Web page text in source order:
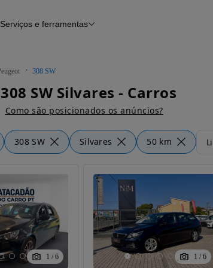
Histórico do veículo
Serviços e ferramentas
308 SW
SW Silvares - Carros
Como são posicionados os anúncios?
308 SW Silvares 50 km
1 / 6 1 / 6